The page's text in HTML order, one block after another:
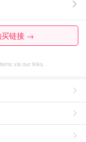
买链接 →
via our links.